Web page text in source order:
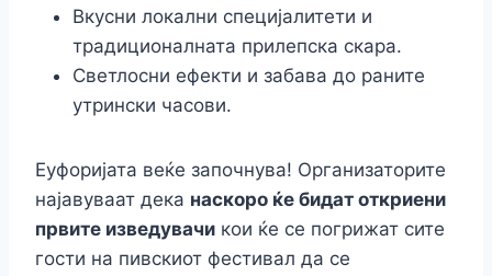
Вкусни локални специјалитети и
традиционалната прилепска скара.
Светлосни ефекти и забава до раните
утрински часови.
Еуфоријата веќе започнува! Организаторите
најавуваат дека наскоро ќе бидат откриени
првите изведувачи кои ќе се погрижат сите
гости на пивскиот фестивал да се